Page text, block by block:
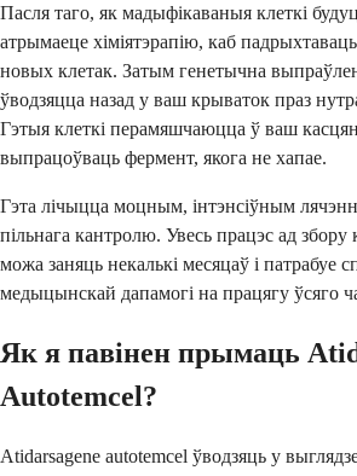
Пасля таго, як мадыфікаваныя клеткі
атрымаеце хіміятэрапію, каб
новых клетак. Затым генетычна
ўводзяцца назад у ваш крываток праз
Гэтыя клеткі перамяшчаюцца ў ваш
выпрацоўваць фермент, якога не хапае.
Гэта лічыцца моцным, інтэнсіўным
пільнага кантролю. Увесь працэс ад збору
можа заняць некалькі месяцаў і патрабуе
медыцынскай дапамогі на працягу ўсяго
Як я павінен прымаць
Autotemcel?
Atidarsagene autotemcel ўводзяць у